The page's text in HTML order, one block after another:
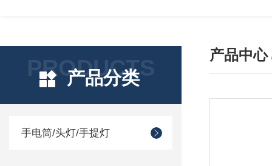
PRODUCTS
产品分类
手电筒/头灯/手提灯
产品中心